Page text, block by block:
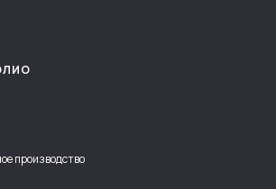
производство